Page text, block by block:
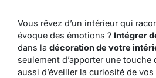
Vous rêvez d’un intérieur qui
évoque des émotions ? Intégrer
dans la décoration de votre
seulement d’apporter une touche
aussi d’éveiller la curiosité de